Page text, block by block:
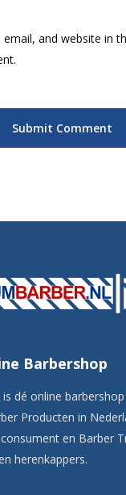
email, and website in
Barbershop
dé online
Producten in
en Barber
herenkappers.